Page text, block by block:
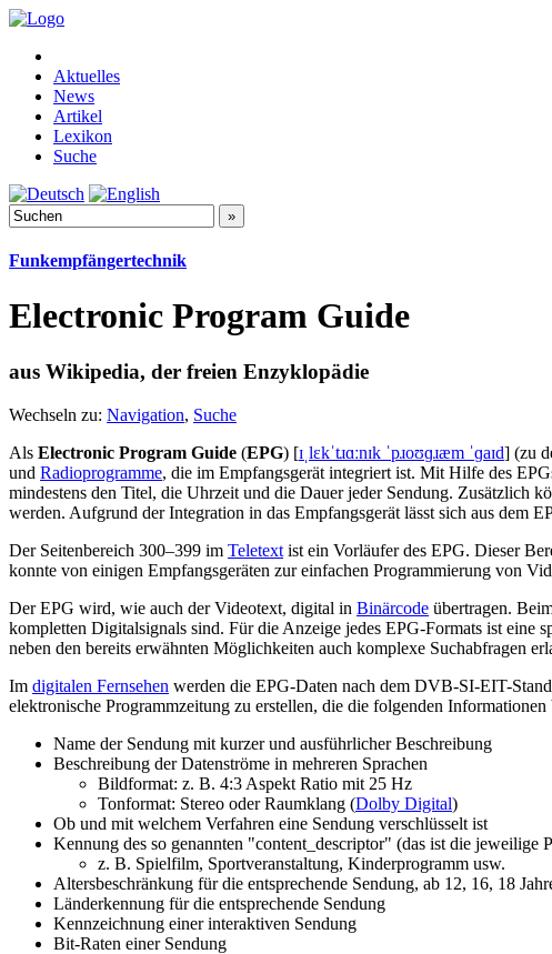
Aktuelles
News
Artikel
Lexikon
Suche
Funkempfängertechnik
Electronic Program Guide
aus Wikipedia, der freien Enzyklopädie
Wechseln zu: Navigation, Suche
Als Electronic Program Guide (EPG) [ɪˌlɛkˈtɹɑːnɪk ˈpɹoʊɡɹæm ˈɡaɪd] (zu
und Radioprogramme, die im Empfangsgerät integriert ist. Mit Hilfe des
mindestens den Titel, die Uhrzeit und die Dauer jeder Sendung. Zusätzlich
werden. Aufgrund der Integration in das Empfangsgerät lässt sich aus dem
Der Seitenbereich 300–399 im Teletext ist ein Vorläufer des EPG. Dieser
konnte von einigen Empfangsgeräten zur einfachen Programmierung von
Der EPG wird, wie auch der Videotext, digital in Binärcode übertragen.
kompletten Digitalsignals sind. Für die Anzeige jedes EPG-Formats ist eine
neben den bereits erwähnten Möglichkeiten auch komplexe Suchabfragen
Im digitalen Fernsehen werden die EPG-Daten nach dem DVB-SI-EIT-
elektronische Programmzeitung zu erstellen, die die folgenden Informationen
Name der Sendung mit kurzer und ausführlicher Beschreibung
Beschreibung der Datenströme in mehreren Sprachen
Bildformat: z. B. 4:3 Aspekt Ratio mit 25 Hz
Tonformat: Stereo oder Raumklang (Dolby Digital)
Ob und mit welchem Verfahren eine Sendung verschlüsselt ist
Kennung des so genannten "content_descriptor" (das ist die
z. B. Spielfilm, Sportveranstaltung, Kinderprogramm usw.
Altersbeschränkung für die entsprechende Sendung, ab 12, 16, 18
Länderkennung für die entsprechende Sendung
Kennzeichnung einer interaktiven Sendung
Bit-Raten einer Sendung